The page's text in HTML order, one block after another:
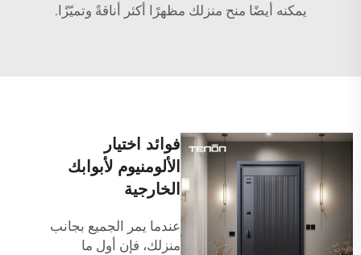
يمكنه أيضًا منح منزلك مظهرًا أكثر أناقةً وتميّزًا.
فوائد اختيار
الألومنيوم لأبوابك
الخارجية
عندما يمر الجميع بجانب
منزلك، فإن أول ما